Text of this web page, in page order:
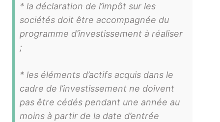
* la déclaration de l’impôt sur les
sociétés doit être accompagnée du
programme d’investissement à réaliser
;
* les éléments d’actifs acquis dans le
cadre de l’investissement ne doivent
pas être cédés pendant une année au
moins à partir de la date d’entrée